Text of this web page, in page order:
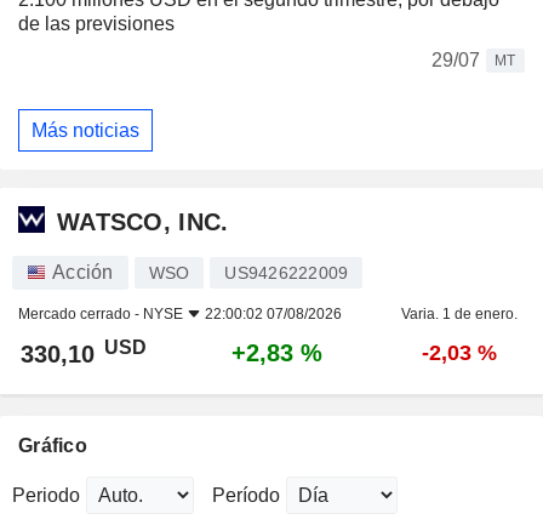
de las previsiones
29/07
MT
Más noticias
WATSCO, INC.
Acción WSO US9426222009
Mercado cerrado - NYSE 22:00:02 07/08/2026 Varia. 1 de enero.
330,10 USD +2,83 % -2,03 %
Gráfico
Periodo Período